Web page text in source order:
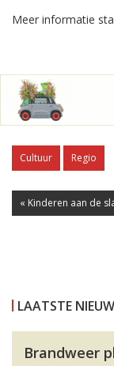
Meer informatie
Cultuur Regio
« Kinderen aan de
LAATSTE
Brandweer